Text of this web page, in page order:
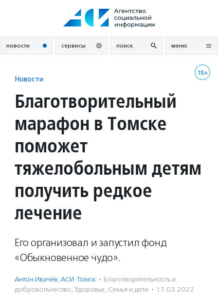
новости сервисы поиск меню
18+
Новости
Благотворительный
марафон в Томске
поможет
тяжелобольным детям
получить редкое
лечение
Его организовал и запустил фонд
«Обыкновенное чудо».
Антон Ивачёв, АСИ-Томск · Благотвори­тель­ность и
доброволь­чест­во, Здоровье, Семья и дети · 17.03.2022